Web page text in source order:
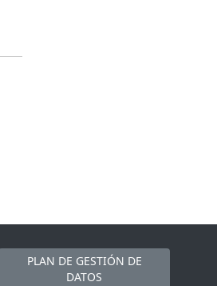
PLAN DE GESTIÓN DE
DATOS